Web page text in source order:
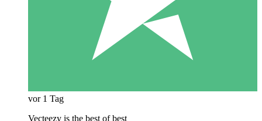
vor 1 Tag
Vecteezy is the best of best